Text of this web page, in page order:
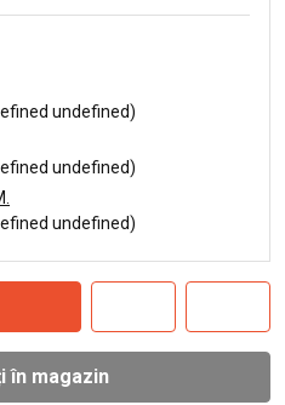
undefined)
undefined)
undefined)
în magazin